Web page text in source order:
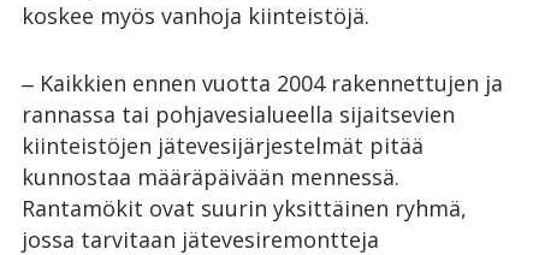
koskee myös vanhoja kiinteistöjä.
‒ Kaikkien ennen vuotta 2004 rakennettujen ja
rannassa tai pohjavesialueella sijaitsevien
kiinteistöjen jätevesijärjestelmät pitää
kunnostaa määräpäivään mennessä.
Rantamökit ovat suurin yksittäinen ryhmä,
jossa tarvitaan jätevesiremontteja